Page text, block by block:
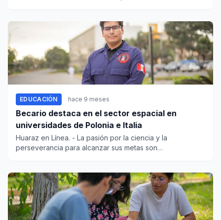
EDUCACIÓN hace 9 meses
Becario destaca en el sector espacial en
universidades de Polonia e Italia
Huaraz en Línea. - La pasión por la ciencia y la
perseverancia para alcanzar sus metas son